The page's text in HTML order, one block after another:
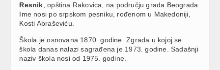
Resnik , opština Rakovica, na području grada Beograda.
Ime nosi po srpskom pesniku, rođenom u Makedoniji,
Kosti Abraševiću.
Škola je osnovana 1870. godine. Zgrada u kojoj se
škola danas nalazi sagrađena je 1973. godine. Sadašnji
naziv škola nosi od 1975. godine.